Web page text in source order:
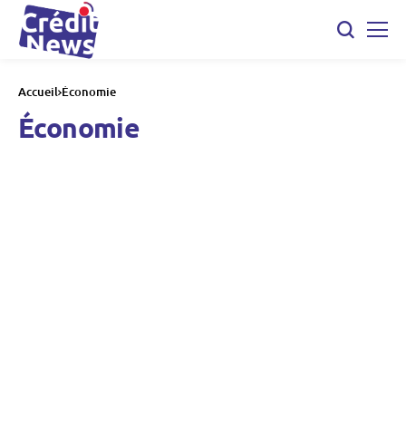
Accueil Économie
Économie